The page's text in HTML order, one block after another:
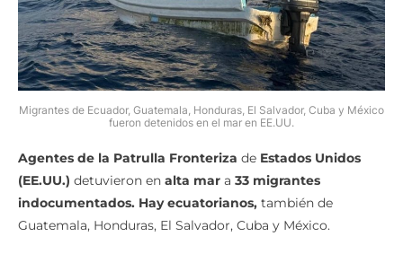
Migrantes de Ecuador, Guatemala, Honduras, El Salvador, Cuba y México
fueron detenidos en el mar en EE.UU.
Agentes de la Patrulla Fronteriza de Estados Unidos
(EE.UU.) detuvieron en alta mar a 33 migrantes
indocumentados. Hay ecuatorianos, también de
Guatemala, Honduras, El Salvador, Cuba y México.